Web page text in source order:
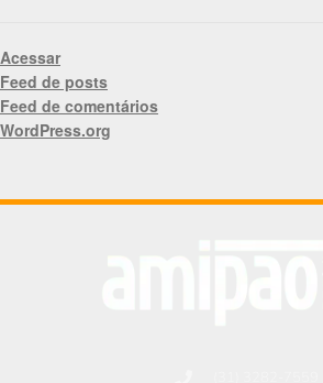
Acessar
Feed de posts
Feed de comentários
WordPress.org